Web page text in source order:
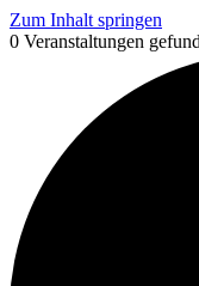
Zum Inhalt springen
0 Veranstaltungen